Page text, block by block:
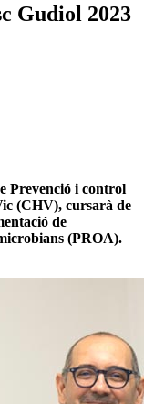
Gudiol 2023
Prevenció i control
(CHV), cursarà de
de
(PROA).